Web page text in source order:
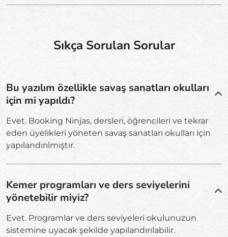
Sıkça Sorulan Sorular
Bu yazılım özellikle savaş sanatları okulları
için mi yapıldı?
Evet. Booking Ninjas, dersleri, öğrencileri ve tekrar
eden üyelikleri yöneten savaş sanatları okulları için
yapılandırılmıştır.
Kemer programları ve ders seviyelerini
yönetebilir miyiz?
Evet. Programlar ve ders seviyeleri okulunuzun
sistemine uyacak şekilde yapılandırılabilir.